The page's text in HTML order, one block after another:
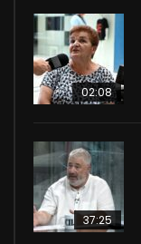
02:08
37:25